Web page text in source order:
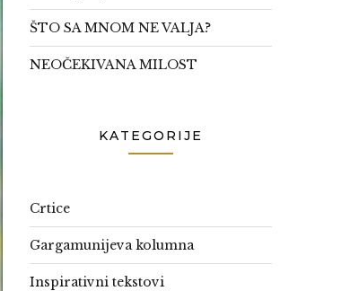
ŠTO SA MNOM NE VALJA?
NEOČEKIVANA MILOST
KATEGORIJE
Crtice
Gargamunijeva kolumna
Inspirativni tekstovi